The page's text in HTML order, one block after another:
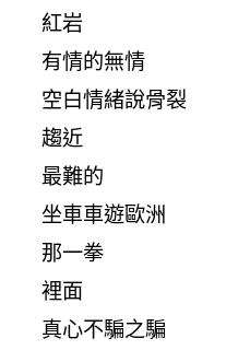
紅岩
有情的無情
空白情緒說骨裂
趨近
最難的
坐車車遊歐洲
那一拳
裡面
真心不騙之騙